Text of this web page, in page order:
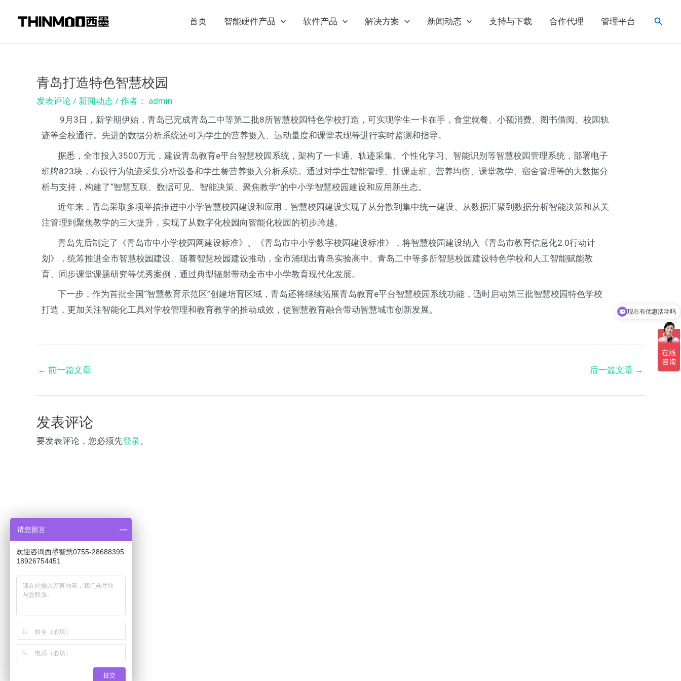
首页 智能硬件产品 软件产品 解决方案 新闻动态 支持与下载 合作代理 管理平台
搜
青岛打造特色智慧校园
发表评论 / 新闻动态 / 作者： admin
9月3日，新学期伊始，青岛已完成青岛二中等第二批8所智慧校园特色学校打造，可实现学生一卡在手，食堂就餐、小额消费、图书借阅、校园轨
迹等全校通行。先进的数据分析系统还可为学生的营养摄入、运动量度和课堂表现等进行实时监测和指导。
据悉，全市投入3500万元，建设青岛教育e平台智慧校园系统，架构了一卡通、轨迹采集、个性化学习、智能识别等智慧校园管理系统，部署电子
班牌823块，布设行为轨迹采集分析设备和学生餐营养摄入分析系统。通过对学生智能管理、排课走班、营养均衡、课堂教学、宿舍管理等的大数据分
析与支持，构建了“智慧互联、数据可见、智能决策、聚焦教学”的中小学智慧校园建设和应用新生态。
近年来，青岛采取多项举措推进中小学智慧校园建设和应用，智慧校园建设实现了从分散到集中统一建设、从数据汇聚到数据分析智能决策和从关
注管理到聚焦教学的三大提升，实现了从数字化校园向智能化校园的初步跨越。
青岛先后制定了《青岛市中小学校园网建设标准》、《青岛市中小学数字校园建设标准》，将智慧校园建设纳入《青岛市教育信息化2.0行动计
划》，统筹推进全市智慧校园建设。随着智慧校园建设推动，全市涌现出青岛实验高中、青岛二中等多所智慧校园建设特色学校和人工智能赋能教
育、同步课堂课题研究等优秀案例，通过典型辐射带动全市中小学教育现代化发展。
下一步，作为首批全国“智慧教育示范区”创建培育区域，青岛还将继续拓展青岛教育e平台智慧校园系统功能，适时启动第三批智慧校园特色学校
打造，更加关注智能化工具对学校管理和教育教学的推动成效，使智慧教育融合带动智慧城市创新发展。
navigation
← 前一篇文章 后一篇文章 →
发表评论
要发表评论，您必须先登录。
可以介绍下你们的产品么
现在有优惠活动吗
请您留言
欢迎咨询西墨智慧0755-28688395
18926754451
提交